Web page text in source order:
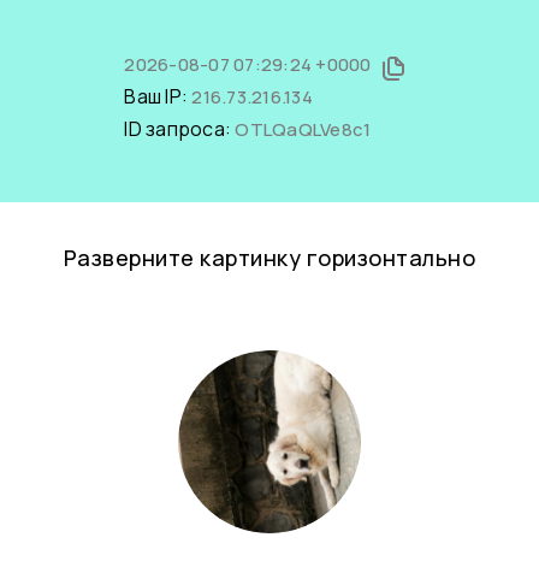
2026-08-07 07:29:24 +0000
Ваш IP:216.73.216.134
ID запроса:OTLQaQLVe8c1
Разверните картинку горизонтально